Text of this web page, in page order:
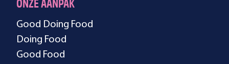
ONZE AANPAK
Good Doing Food
Doing Food
Good Food